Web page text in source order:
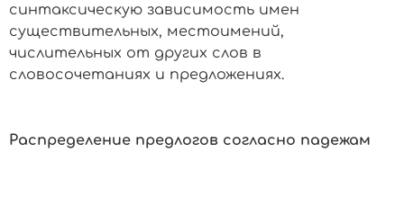
синтаксическую зависимость имен
существительных, местоимений,
числительных от других слов в
словосочетаниях и предложениях.
Распределение предлогов согласно падежам